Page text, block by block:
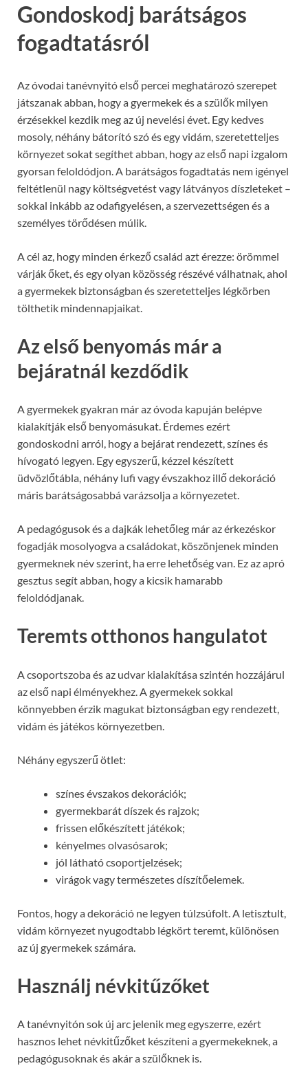
Gondoskodj barátságos
fogadtatásról
Az óvodai tanévnyitó első percei meghatározó szerepet
játszanak abban, hogy a gyermekek és a szülők milyen
érzésekkel kezdik meg az új nevelési évet. Egy kedves
mosoly, néhány bátorító szó és egy vidám, szeretetteljes
környezet sokat segíthet abban, hogy az első napi izgalom
gyorsan feloldódjon. A barátságos fogadtatás nem igényel
feltétlenül nagy költségvetést vagy látványos díszleteket –
sokkal inkább az odafigyelésen, a szervezettségen és a
személyes törődésen múlik.
A cél az, hogy minden érkező család azt érezze: örömmel
várják őket, és egy olyan közösség részévé válhatnak, ahol
a gyermekek biztonságban és szeretetteljes légkörben
tölthetik mindennapjaikat.
Az első benyomás már a
bejáratnál kezdődik
A gyermekek gyakran már az óvoda kapuján belépve
kialakítják első benyomásukat. Érdemes ezért
gondoskodni arról, hogy a bejárat rendezett, színes és
hívogató legyen. Egy egyszerű, kézzel készített
üdvözlőtábla, néhány lufi vagy évszakhoz illő dekoráció
máris barátságosabbá varázsolja a környezetet.
A pedagógusok és a dajkák lehetőleg már az érkezéskor
fogadják mosolyogva a családokat, köszönjenek minden
gyermeknek név szerint, ha erre lehetőség van. Ez az apró
gesztus segít abban, hogy a kicsik hamarabb
feloldódjanak.
Teremts otthonos hangulatot
A csoportszoba és az udvar kialakítása szintén hozzájárul
az első napi élményekhez. A gyermekek sokkal
könnyebben érzik magukat biztonságban egy rendezett,
vidám és játékos környezetben.
Néhány egyszerű ötlet:
színes évszakos dekorációk;
gyermekbarát díszek és rajzok;
frissen előkészített játékok;
kényelmes olvasósarok;
jól látható csoportjelzések;
virágok vagy természetes díszítőelemek.
Fontos, hogy a dekoráció ne legyen túlzsúfolt. A letisztult,
vidám környezet nyugodtabb légkört teremt, különösen
az új gyermekek számára.
Használj névkitűzőket
A tanévnyitón sok új arc jelenik meg egyszerre, ezért
hasznos lehet névkitűzőket készíteni a gyermekeknek, a
pedagógusoknak és akár a szülőknek is.